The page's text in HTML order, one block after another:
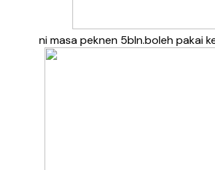
ni masa peknen 5bln.boleh pakai